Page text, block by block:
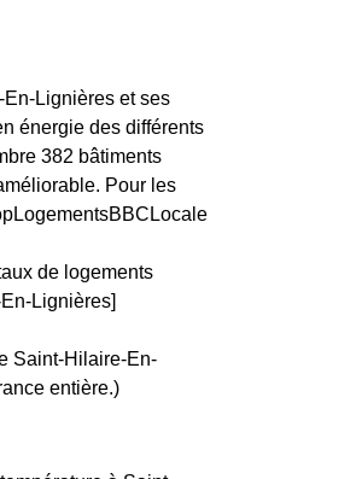
Lignières et ses
énergie des différents
382 bâtiments
Pour les
de logements
Lignières]
Saint-Hilaire-En-
entière.)